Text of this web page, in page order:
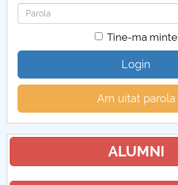
Parola
Tine-ma minte
Login
Am uitat parola
ALUMNI